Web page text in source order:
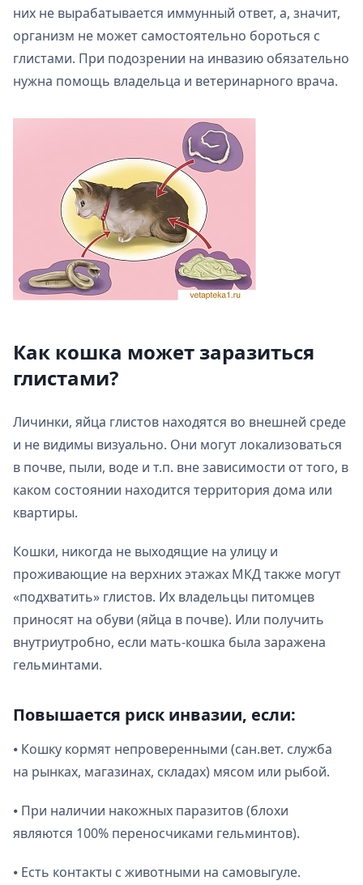
них не вырабатывается иммунный ответ, а, значит,
организм не может самостоятельно бороться с
глистами. При подозрении на инвазию обязательно
нужна помощь владельца и ветеринарного врача.
Как кошка может заразиться
глистами?
Личинки, яйца глистов находятся во внешней среде
и не видимы визуально. Они могут локализоваться
в почве, пыли, воде и т.п. вне зависимости от того, в
каком состоянии находится территория дома или
квартиры.
Кошки, никогда не выходящие на улицу и
проживающие на верхних этажах МКД также могут
«подхватить» глистов. Их владельцы питомцев
приносят на обуви (яйца в почве). Или получить
внутриутробно, если мать-кошка была заражена
гельминтами.
Повышается риск инвазии, если:
⦁ Кошку кормят непроверенными (сан.вет. служба
на рынках, магазинах, складах) мясом или рыбой.
⦁ При наличии накожных паразитов (блохи
являются 100% переносчиками гельминтов).
⦁ Есть контакты с животными на самовыгуле.